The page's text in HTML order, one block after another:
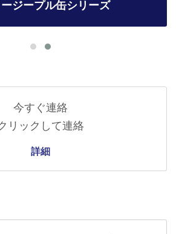
ージープル缶シリーズ
今すぐ連絡
リックして連絡
詳細